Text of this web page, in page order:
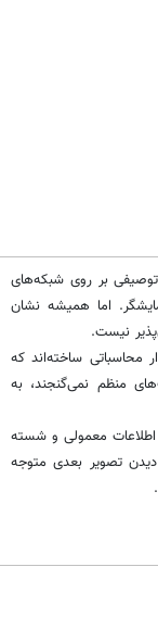
بر روی شبکه‌های
اما همیشه نشان
نیست.
محاسباتی ساخته‌اند که
منظم نمی‌گنجند، به
اطلاعات معمولی و شسته
تصویر بعدی متوجه